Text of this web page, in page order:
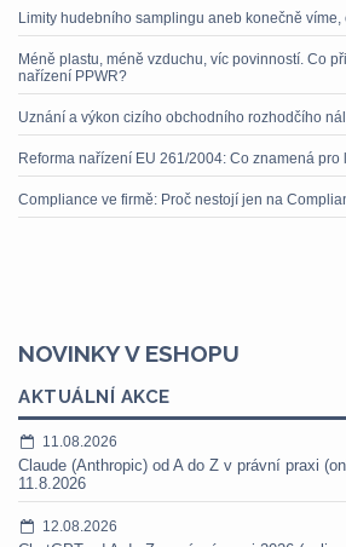
Limity hudebního samplingu aneb konečně víme,
Méně plastu, méně vzduchu, víc povinností. Co
nařízení PPWR?
Uznání a výkon cizího obchodního rozhodčího
Reforma nařízení EU 261/2004: Co znamená pro
Compliance ve firmě: Proč nestojí jen na
NOVINKY V ESHOPU
AKTUÁLNÍ AKCE
11.08.2026
Claude (Anthropic) od A do Z v právní praxi
11.8.2026
12.08.2026